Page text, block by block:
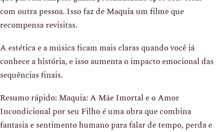
com outra pessoa. Isso faz de Maquia um filme que
recompensa revisitas.
A estética e a música ficam mais claras quando você já
conhece a história, e isso aumenta o impacto emocional das
sequências finais.
Resumo rápido: Maquia: A Mãe Imortal e o Amor
Incondicional por seu Filho é uma obra que combina
fantasia e sentimento humano para falar de tempo, perda e